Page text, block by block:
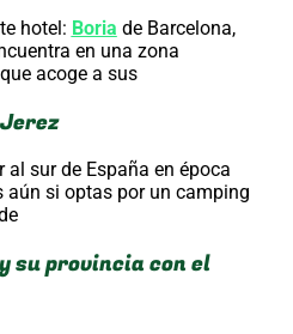
hotel: Boria de Barcelona,
en una zona
acoge a sus
al sur de España en época
aún si optas por un camping
su provincia con el